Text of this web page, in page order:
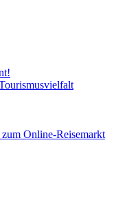
Online-Reisemarkt